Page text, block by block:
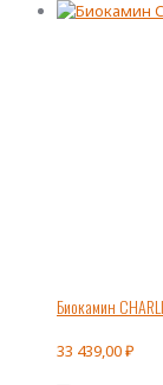
Биокамин
33 439,00₽